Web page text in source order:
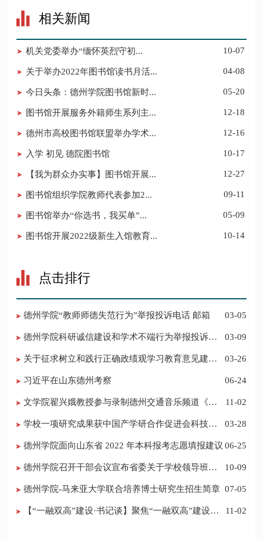
相关新闻
​机关党委举办“缅怀英烈守初... 10-07
关于举办2022年图书馆读书月活... 04-08
今日头条：德州学院图书馆新时... 05-20
图书馆开展服务外籍师生系列主... 12-18
德州市高校图书馆联盟举办学术... 12-16
入学 初见 德院图书馆 10-17
【我为群众办实事】图书馆开展... 12-27
​图书馆组织学院教师代表参加2... 09-11
图书馆举办“你选书，我买单”... 05-09
图书馆开展2022级新生入馆教育... 10-14
点击排行
德州学院“教师师德失范行为”举报投诉电话 邮箱 03-05
德州学院科研诚信建设和学术不端行为举报投诉电
03-09
03-26
习近平在山东德州考察 06-24
​文学院翟兴娥教授参与录制德州交通音乐频道《科
11-02
学校一项研究成果获中国产学研合作促进会科技创
03-28
德州学院面向山东省 2022 年本科报考志愿填报建议 06-25
​德州学院召开干部会议宣布省委关于学校领导班子
10-09
德州学院-马来亚大学联合培养博士研究生招生简章 07-05
11-02